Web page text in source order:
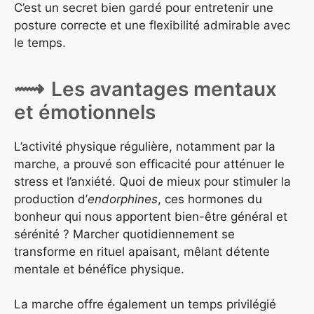
C’est un secret bien gardé pour entretenir une
posture correcte et une flexibilité admirable avec
le temps.
Les avantages mentaux
et émotionnels
L’activité physique régulière, notamment par la
marche, a prouvé son efficacité pour atténuer le
stress et l’anxiété. Quoi de mieux pour stimuler la
production d’endorphines, ces hormones du
bonheur qui nous apportent bien-être général et
sérénité ? Marcher quotidiennement se
transforme en rituel apaisant, mêlant détente
mentale et bénéfice physique.
La marche offre également un temps privilégié